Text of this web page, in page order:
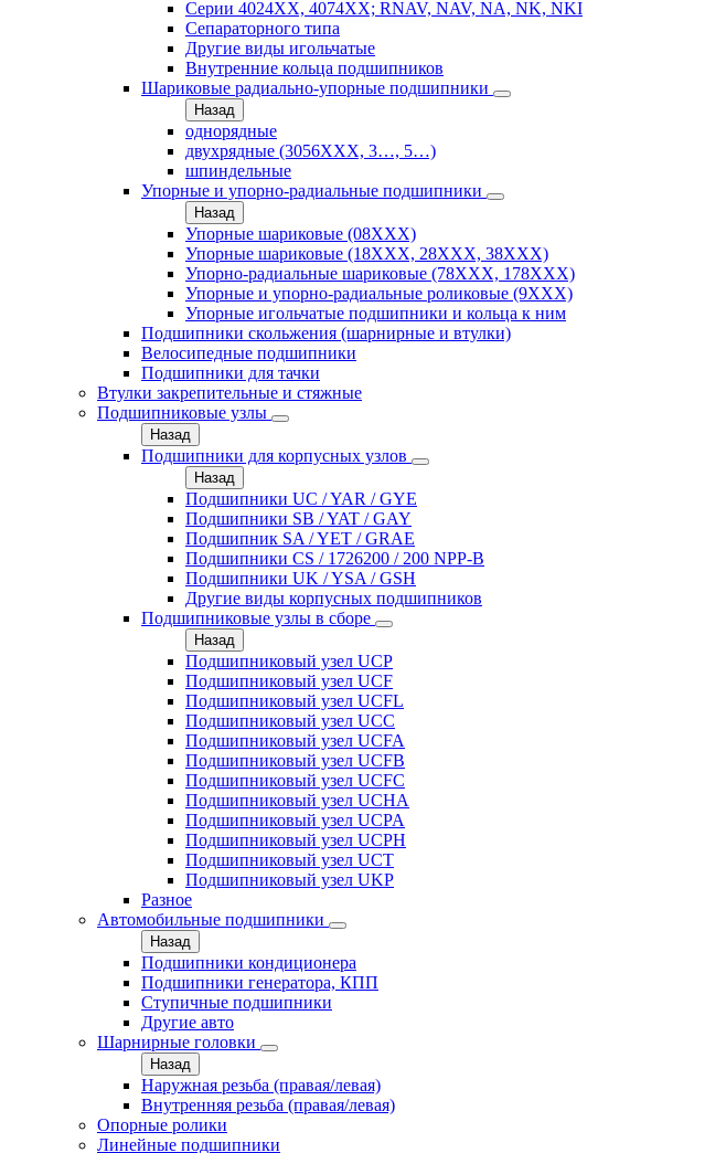
Серии 4024ХХ, 4074ХХ; RNAV, NAV, NA, NK, NKI
Сепараторного типа
Другие виды игольчатые
Внутренние кольца подшипников
Шариковые радиально-упорные подшипники
Назад
однорядные
двухрядные (3056ХХХ, 3…, 5…)
шпиндельные
Упорные и упорно-радиальные подшипники
Назад
Упорные шариковые (08XXX)
Упорные шариковые (18XXX, 28XXХ, 38ХХХ)
Упорно-радиальные шариковые (78XXX, 178ХХХ)
Упорные и упорно-радиальные роликовые (9ХХХ)
Упорные игольчатые подшипники и кольца к ним
Подшипники скольжения (шарнирные и втулки)
Велосипедные подшипники
Подшипники для тачки
Втулки закрепительные и стяжные
Подшипниковые узлы
Назад
Подшипники для корпусных узлов
Назад
Подшипники UC / YAR / GYE
Подшипники SB / YAT / GAY
Подшипник SA / YET / GRAE
Подшипники CS / 1726200 / 200 NPP-B
Подшипники UK / YSA / GSH
Другие виды корпусных подшипников
Подшипниковые узлы в сборе
Назад
Подшипниковый узел UCP
Подшипниковый узел UCF
Подшипниковый узел UCFL
Подшипниковый узел UCC
Подшипниковый узел UCFA
Подшипниковый узел UCFB
Подшипниковый узел UCFC
Подшипниковый узел UCHA
Подшипниковый узел UCPA
Подшипниковый узел UCPH
Подшипниковый узел UCT
Подшипниковый узел UKP
Разное
Автомобильные подшипники
Назад
Подшипники кондиционера
Подшипники генератора, КПП
Ступичные подшипники
Другие авто
Шарнирные головки
Назад
Наружная резьба (правая/левая)
Внутренняя резьба (правая/левая)
Опорные ролики
Линейные подшипники